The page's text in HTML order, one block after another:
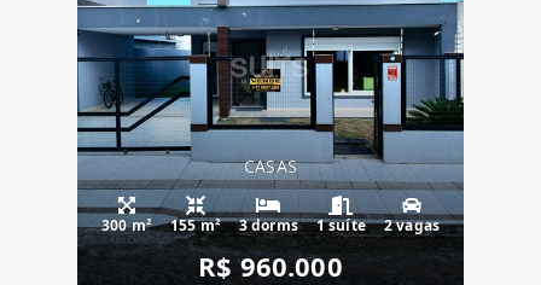
CASAS
300 m² 155 m² 3 dorms 1 suíte 2 vagas
R$ 960.000